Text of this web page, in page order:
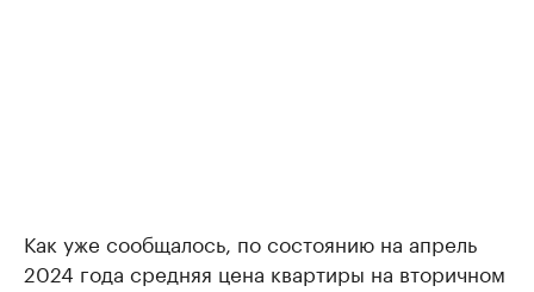
Как уже сообщалось, по состоянию на апрель
2024 года средняя цена квартиры на вторичном